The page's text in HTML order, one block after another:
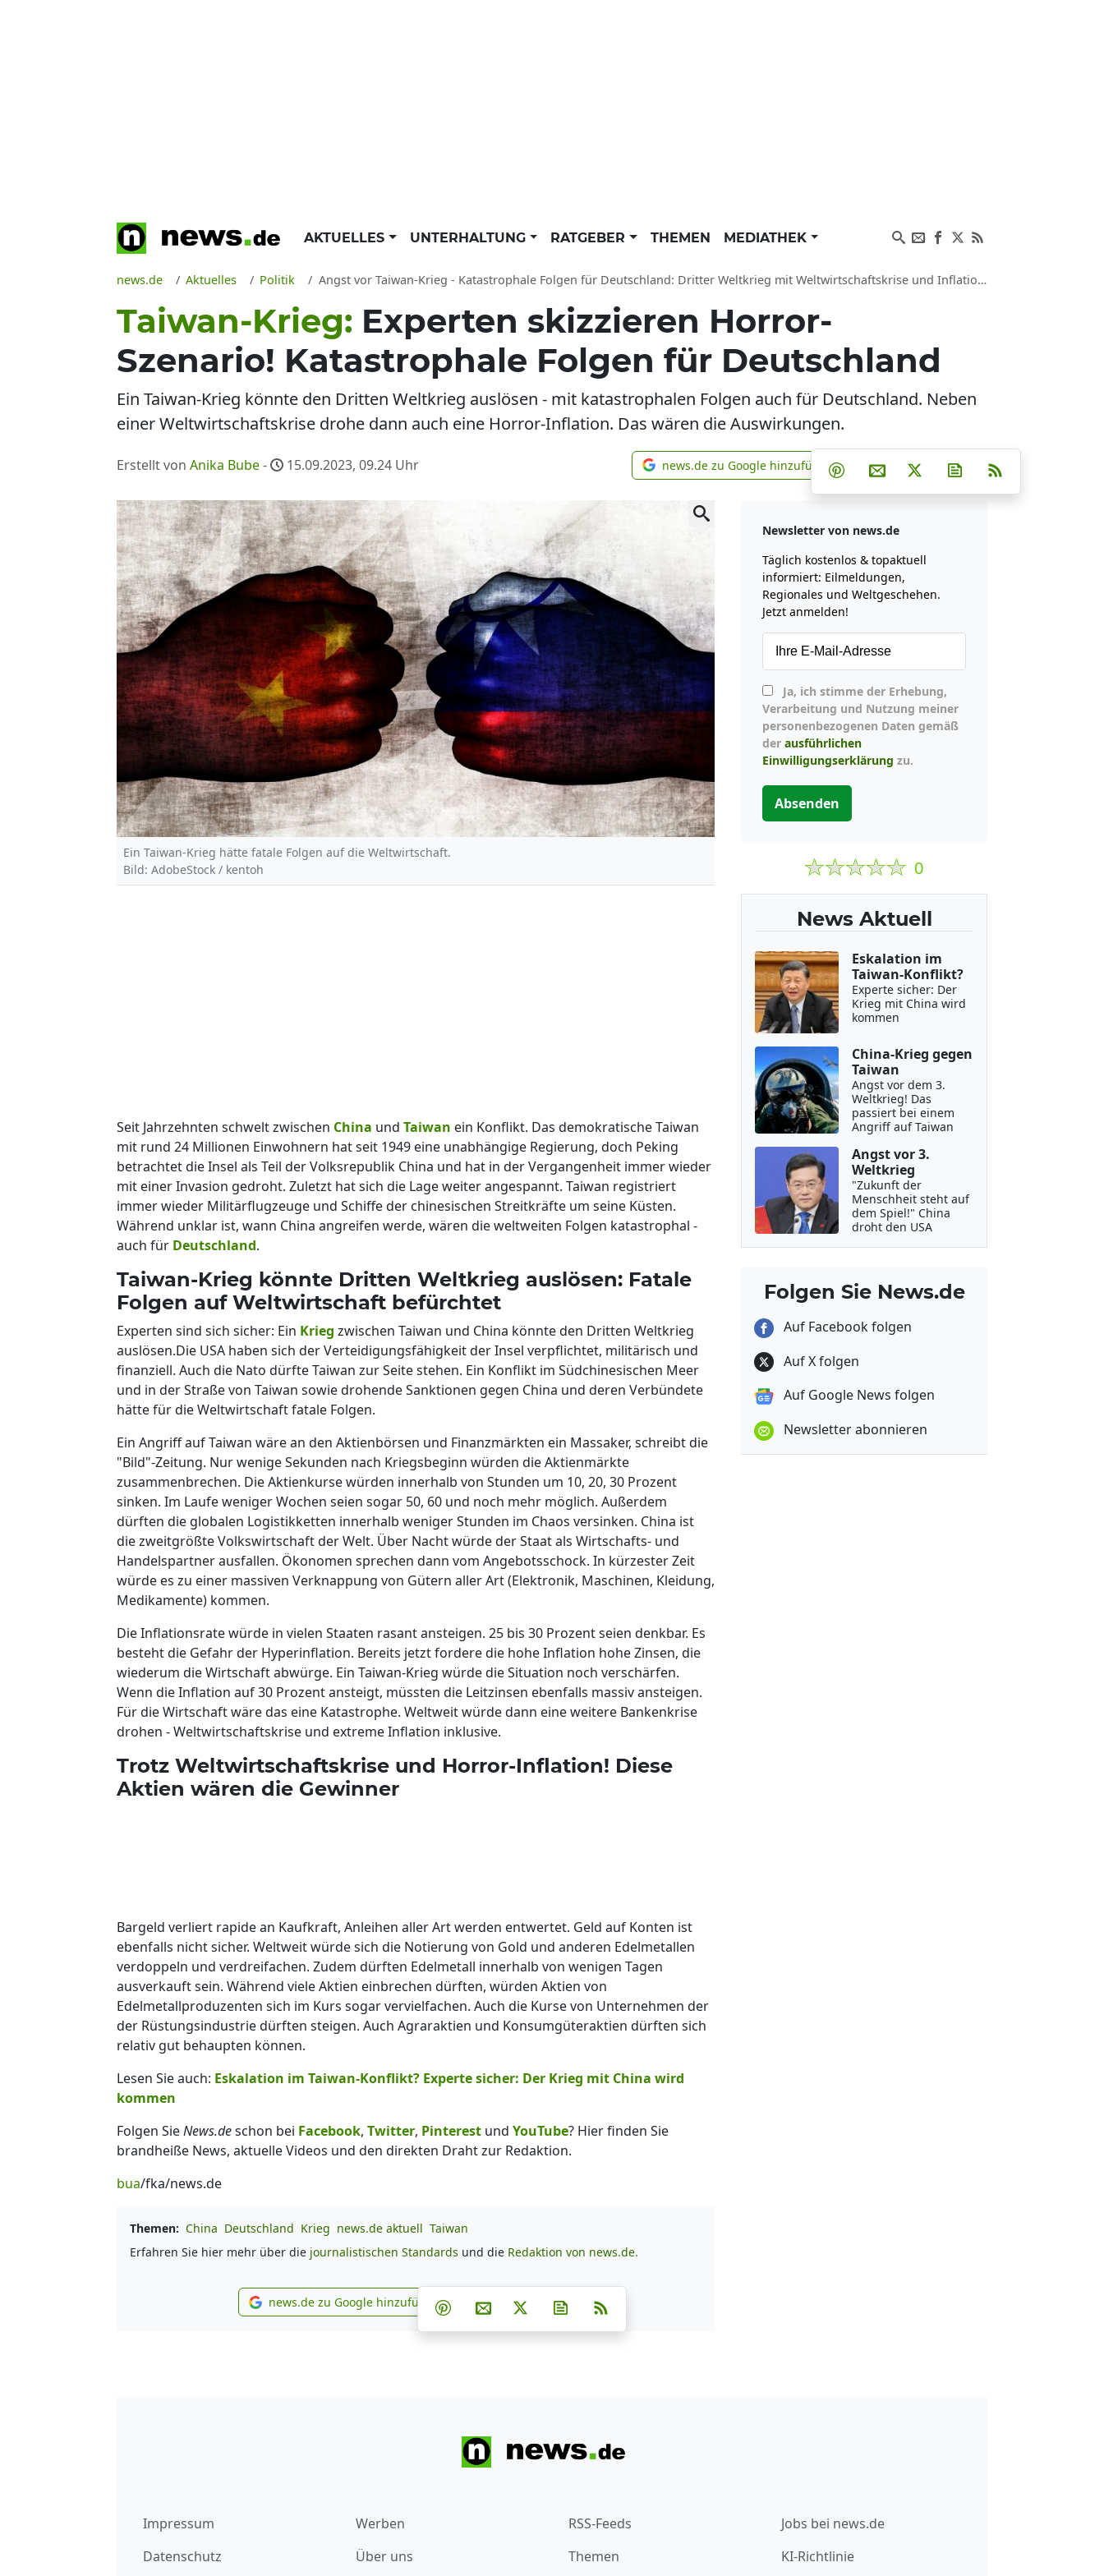
AKTUELLES UNTERHALTUNG RATGEBER THEMEN MEDIATHEK
news.de Aktuelles Politik Angst vor Taiwan-Krieg - Katastrophale Folgen für Deutschland: Dritter Weltkrieg mit Weltwirtschaftskrise und Inflation befürchtet
Taiwan-Krieg: Experten skizzieren Horror-
Szenario! Katastrophale Folgen für Deutschland
Ein Taiwan-Krieg könnte den Dritten Weltkrieg auslösen - mit katastrophalen Folgen auch für Deutschland. Neben
einer Weltwirtschaftskrise drohe dann auch eine Horror-Inflation. Das wären die Auswirkungen.
Erstellt von Anika Bube- 15.09.2023, 09.24 Uhr news.de zu Google hinzufügen
news.de zu Google hinzufügen Teilen auf Facebook
Teilen auf Whatsapp
Teilen auf Telegram
Teilen auf Pinterest
Per E-Mail teilen
Post auf XNewsletter
Ein Taiwan-Krieg hätte fatale Folgen auf die Weltwirtschaft.
Bild: AdobeStock / kentoh
Seit Jahrzehnten schwelt zwischen China und Taiwan ein Konflikt. Das demokratische Taiwan
mit rund 24 Millionen Einwohnern hat seit 1949 eine unabhängige Regierung, doch Peking
betrachtet die Insel als Teil der Volksrepublik China und hat in der Vergangenheit immer wieder
mit einer Invasion gedroht. Zuletzt hat sich die Lage weiter angespannt. Taiwan registriert
immer wieder Militärflugzeuge und Schiffe der chinesischen Streitkräfte um seine Küsten.
Während unklar ist, wann China angreifen werde, wären die weltweiten Folgen katastrophal -
auch für Deutschland.
Taiwan-Krieg könnte Dritten Weltkrieg auslösen: Fatale
Folgen auf Weltwirtschaft befürchtet
Experten sind sich sicher: Ein Krieg zwischen Taiwan und China könnte den Dritten Weltkrieg
auslösen.Die USA haben sich der Verteidigungsfähigkeit der Insel verpflichtet, militärisch und
finanziell. Auch die Nato dürfte Taiwan zur Seite stehen. Ein Konflikt im Südchinesischen Meer
und in der Straße von Taiwan sowie drohende Sanktionen gegen China und deren Verbündete
hätte für die Weltwirtschaft fatale Folgen.
Ein Angriff auf Taiwan wäre an den Aktienbörsen und Finanzmärkten ein Massaker, schreibt die
"Bild"-Zeitung. Nur wenige Sekunden nach Kriegsbeginn würden die Aktienmärkte
zusammenbrechen. Die Aktienkurse würden innerhalb von Stunden um 10, 20, 30 Prozent
sinken. Im Laufe weniger Wochen seien sogar 50, 60 und noch mehr möglich. Außerdem
dürften die globalen Logistikketten innerhalb weniger Stunden im Chaos versinken. China ist
die zweitgrößte Volkswirtschaft der Welt. Über Nacht würde der Staat als Wirtschafts- und
Handelspartner ausfallen. Ökonomen sprechen dann vom Angebotsschock. In kürzester Zeit
würde es zu einer massiven Verknappung von Gütern aller Art (Elektronik, Maschinen, Kleidung,
Medikamente) kommen.
Die Inflationsrate würde in vielen Staaten rasant ansteigen. 25 bis 30 Prozent seien denkbar. Es
besteht die Gefahr der Hyperinflation. Bereits jetzt fordere die hohe Inflation hohe Zinsen, die
wiederum die Wirtschaft abwürge. Ein Taiwan-Krieg würde die Situation noch verschärfen.
Wenn die Inflation auf 30 Prozent ansteigt, müssten die Leitzinsen ebenfalls massiv ansteigen.
Für die Wirtschaft wäre das eine Katastrophe. Weltweit würde dann eine weitere Bankenkrise
drohen - Weltwirtschaftskrise und extreme Inflation inklusive.
Trotz Weltwirtschaftskrise und Horror-Inflation! Diese
Aktien wären die Gewinner
Bargeld verliert rapide an Kaufkraft, Anleihen aller Art werden entwertet. Geld auf Konten ist
ebenfalls nicht sicher. Weltweit würde sich die Notierung von Gold und anderen Edelmetallen
verdoppeln und verdreifachen. Zudem dürften Edelmetall innerhalb von wenigen Tagen
ausverkauft sein. Während viele Aktien einbrechen dürften, würden Aktien von
Edelmetallproduzenten sich im Kurs sogar vervielfachen. Auch die Kurse von Unternehmen der
der Rüstungsindustrie dürften steigen. Auch Agraraktien und Konsumgüteraktien dürften sich
relativ gut behaupten können.
Lesen Sie auch: Eskalation im Taiwan-Konflikt? Experte sicher: Der Krieg mit China wird
kommen
Folgen SieNews.deschon bei Facebook, Twitter, Pinterest und YouTube? Hier finden Sie
brandheiße News, aktuelle Videos und den direkten Draht zur Redaktion.
bua/fka/news.de
Themen: China Deutschland Krieg news.de aktuell Taiwan
Erfahren Sie hier mehr über die journalistischen Standards und die Redaktion von news.de.
news.de zu Google hinzufügen
news.de zu Google hinzufügen Teilen auf Facebook
Teilen auf Whatsapp
Teilen auf Telegram
Teilen auf Pinterest
Per E-Mail teilen
Post auf XNewsletter abonnieren
Newsletter von news.de
Täglich kostenlos & topaktuell
informiert: Eilmeldungen,
Regionales und Weltgeschehen.
Jetzt anmelden!
Verarbeitung und Nutzung meiner
personenbezogenen Daten gemäß
der ausführlichen
Einwilligungserklärung zu.
Absenden
0
News Aktuell
Eskalation im
Taiwan-Konflikt?
Experte sicher: Der
Krieg mit China wird
kommen
China-Krieg gegen
Taiwan
Angst vor dem 3.
Weltkrieg! Das
passiert bei einem
Angriff auf Taiwan
Angst vor 3.
Weltkrieg
"Zukunft der
Menschheit steht auf
dem Spiel!" China
droht den USA
Folgen Sie News.de
Auf Facebook folgen
Auf X folgen
Auf Google News folgen
Newsletter abonnieren
Impressum
Datenschutz
Werben
Über uns
RSS-Feeds
Themen
Jobs bei news.de
KI-Richtlinie